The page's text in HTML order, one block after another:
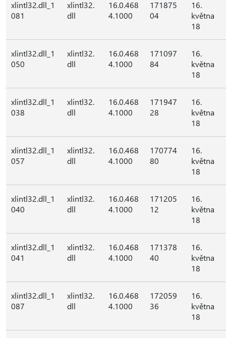
xlintl32.dll_1
081
xlintl32.
dll
16.0.468
4.1000
171875
04
16.
května
18
xlintl32.dll_1
050
xlintl32.
dll
16.0.468
4.1000
171097
84
16.
května
18
xlintl32.dll_1
038
xlintl32.
dll
16.0.468
4.1000
171947
28
16.
května
18
xlintl32.dll_1
057
xlintl32.
dll
16.0.468
4.1000
170774
80
16.
května
18
xlintl32.dll_1
040
xlintl32.
dll
16.0.468
4.1000
171205
12
16.
května
18
xlintl32.dll_1
041
xlintl32.
dll
16.0.468
4.1000
171378
40
16.
května
18
xlintl32.dll_1
087
xlintl32.
dll
16.0.468
4.1000
172059
36
16.
května
18